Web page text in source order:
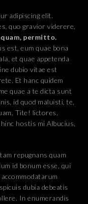
adipiscing elit.
quo gravior viderere,
permitto.
est, eum quae bona
et quae appetenda
dubio vitae est
Et hanc quidem
quae a te dicta sunt
id quod maluisti, te,
Tite! lictores,
hostis mi Albucius,
repugnans quam
id bonum esse, qui
dubia debeatis
In enumerandis